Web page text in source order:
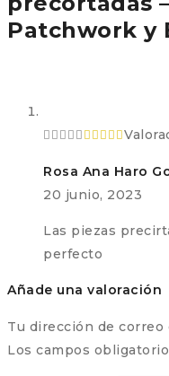
Patchwork y
Rosa Ana Haro
20 junio, 2023
Las piezas
perfecto
Añade una valoración
Tu dirección de
Los campos